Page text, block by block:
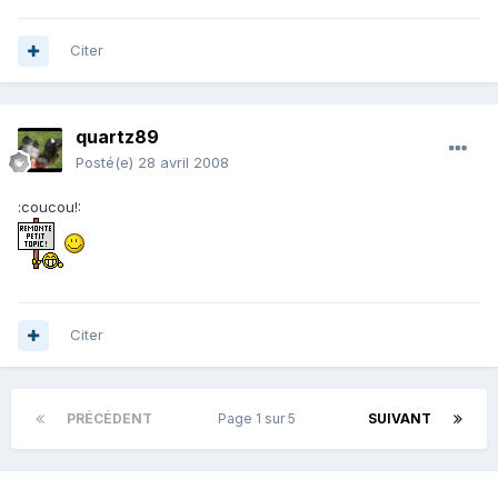
Citer
quartz89
Posté(e) 28 avril 2008
:coucou!:
Citer
PRÉCÉDENT SUIVANT
Page 1 sur 5